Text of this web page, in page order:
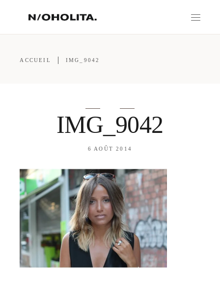
ACCUEIL IMG_9042
IMG_9042
6 AOÛT 2014